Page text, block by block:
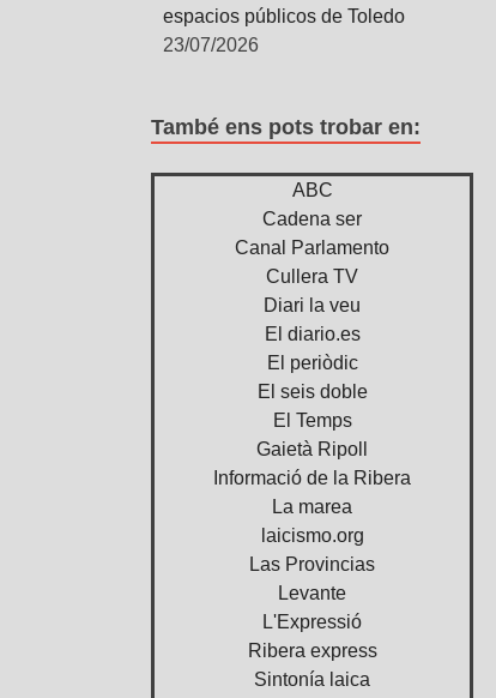
espacios públicos de Toledo
23/07/2026
També ens pots trobar en:
ABC
Cadena ser
Canal Parlamento
Cullera TV
Diari la veu
El diario.es
El periòdic
El seis doble
El Temps
Gaietà Ripoll
Informació de la Ribera
La marea
laicismo.org
Las Provincias
Levante
L'Expressió
Ribera express
Sintonía laica